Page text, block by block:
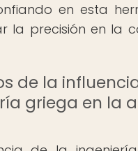
en esta
la precisión en la
de la
griega en la